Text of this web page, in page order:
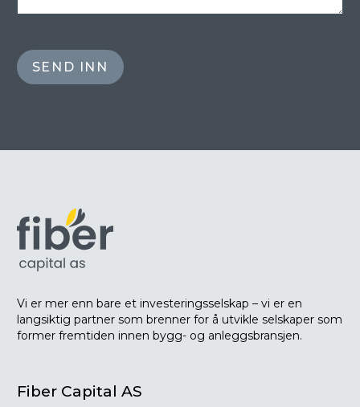
Vi er mer enn bare et investeringsselskap – vi er en
langsiktig partner som brenner for å utvikle selskaper som
former fremtiden innen bygg- og anleggsbransjen.
Fiber Capital AS